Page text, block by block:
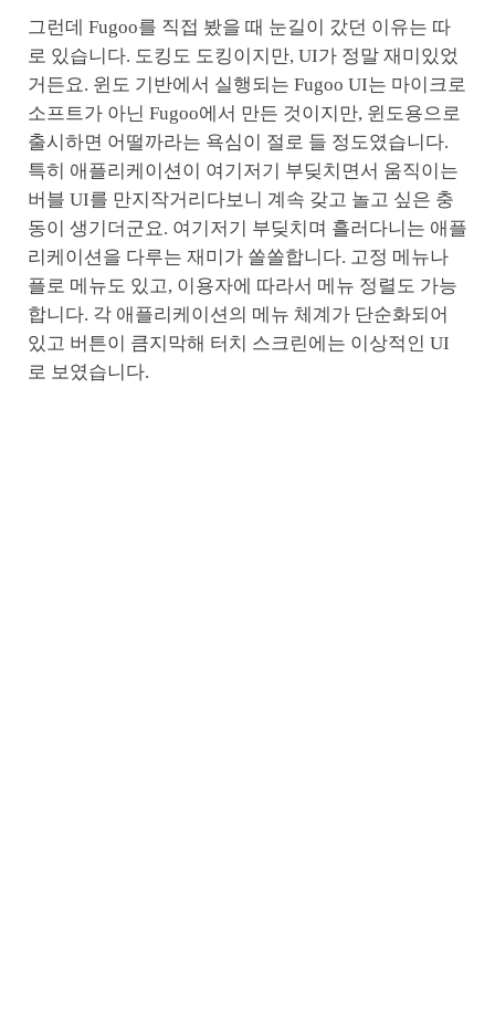
그런데 Fugoo를 직접 봤을 때 눈길이 갔던 이유는 따
로 있습니다. 도킹도 도킹이지만, UI가 정말 재미있었
거든요. 윈도 기반에서 실행되는 Fugoo UI는 마이크로
소프트가 아닌 Fugoo에서 만든 것이지만, 윈도용으로
출시하면 어떨까라는 욕심이 절로 들 정도였습니다.
특히 애플리케이션이 여기저기 부딪치면서 움직이는
버블 UI를 만지작거리다보니 계속 갖고 놀고 싶은 충
동이 생기더군요. 여기저기 부딪치며 흘러다니는 애플
리케이션을 다루는 재미가 쏠쏠합니다. 고정 메뉴나
플로 메뉴도 있고, 이용자에 따라서 메뉴 정렬도 가능
합니다. 각 애플리케이션의 메뉴 체계가 단순화되어
있고 버튼이 큼지막해 터치 스크린에는 이상적인 UI
로 보였습니다.